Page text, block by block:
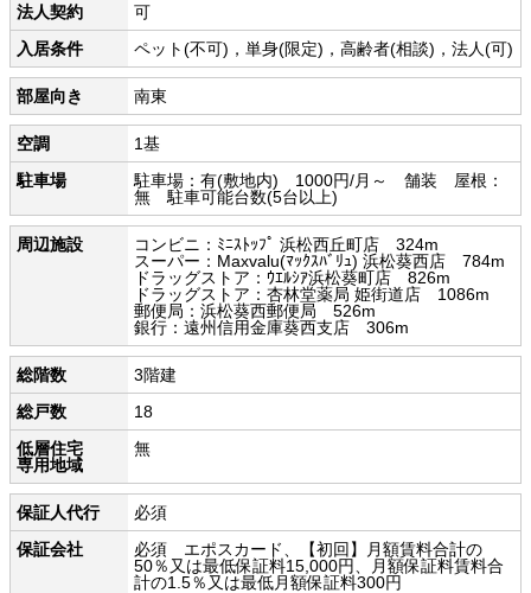
法人契約
可
入居条件
ペット(不可)，単身(限定)，高齢者(相談)，法人(可)
部屋向き 南東
空調
1基
駐車場
駐車場：有(敷地内) 1000円/月～ 舗装 屋根：
無 駐車可能台数(5台以上)
周辺施設
コンビニ：ﾐﾆｽﾄｯﾌﾟ 浜松西丘町店 324m
スーパー：Maxvalu(ﾏｯｸｽﾊﾞﾘｭ) 浜松葵西店 784m
ドラッグストア：ｳｴﾙｼｱ浜松葵町店 826m
ドラッグストア：杏林堂薬局 姫街道店 1086m
郵便局：浜松葵西郵便局 526m
銀行：遠州信用金庫葵西支店 306m
総階数
3階建
総戸数
18
低層住宅
専用地域
無
保証人代行
必須
保証会社
必須 エポスカード、【初回】月額賃料合計の
50％又は最低保証料15,000円、月額保証料賃料合
計の1.5％又は最低月額保証料300円